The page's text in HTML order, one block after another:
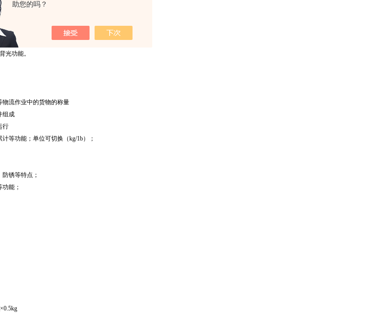
助您的吗？
能。
能。
、PCS、秤重单位供选择。
光功能。
流作业中的货物的称量
组成
行
等功能；单位可切换（kg/1b）；
锈等特点；
能；